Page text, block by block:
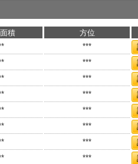
積 方位
***
***
***
***
***
***
***
***